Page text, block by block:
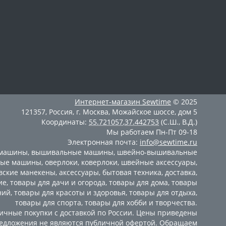
Интернет-магазин Sewtime © 2025
121357, Россия, г. Москва, Можайское шоссе, дом 5
Координаты: 55.721057,37.442753 (С.Ш., В.Д.)
Мы работаем Пн-Пт 09-18
Электронная почта: info@sewtime.ru
, вышивальные машины, швейно-вышивальные
машины, оверлоки, коверлоки, швейные аксессуары,
манекены, аксессуары, бытовая техника, доставка,
, товары для дачи и огорода, товары для дома, товары
, товары для красоты и здоровья, товары для отдыха,
товары для спорта, товары для хобби и творчества.
покупки с доставкой по России. Цены приведены
не являются публичной офертой. Обращаем